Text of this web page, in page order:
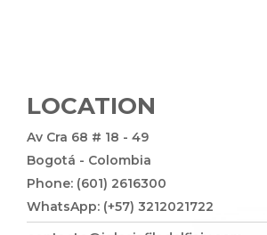
LOCATION
Av Cra 68 # 18 - 49
Bogotá - Colombia
Phone: (601) 2616300
WhatsApp: (+57) 3212021722